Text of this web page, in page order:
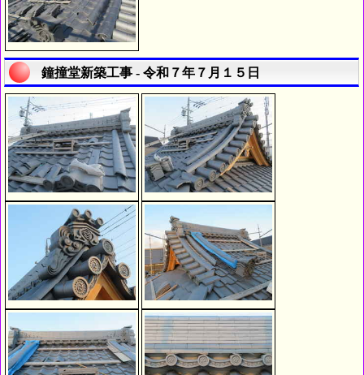
鐘撞堂新築工事 - 令和７年７月１５日